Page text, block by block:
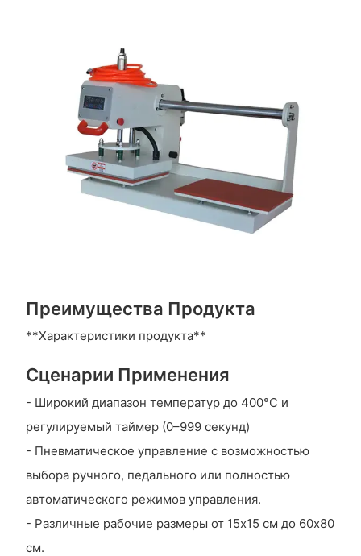
Преимущества Продукта
**Характеристики продукта**
Сценарии Применения
- Широкий диапазон температур до 400°C и
регулируемый таймер (0–999 секунд)
- Пневматическое управление с возможностью
выбора ручного, педального или полностью
автоматического режимов управления.
- Различные рабочие размеры от 15x15 см до 60x80
см.